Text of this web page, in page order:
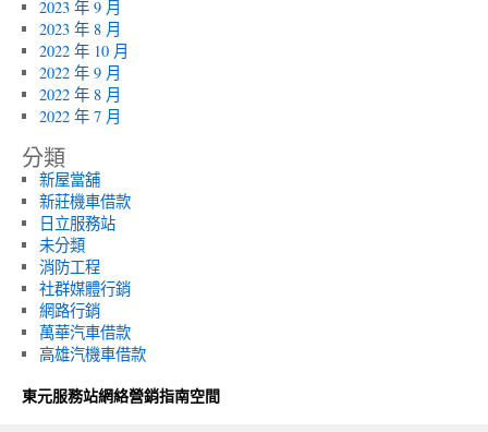
2023 年 9 月
2023 年 8 月
2022 年 10 月
2022 年 9 月
2022 年 8 月
2022 年 7 月
分類
新屋當舖
新莊機車借款
日立服務站
未分類
消防工程
社群媒體行銷
網路行銷
萬華汽車借款
高雄汽機車借款
東元服務站網絡營銷指南空間